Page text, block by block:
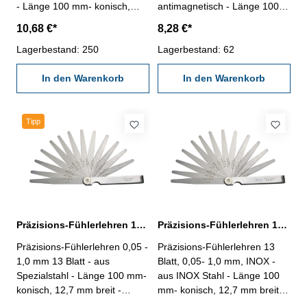
- Länge 100 mm- konisch,
Messing- Werksnorm, 12 µm
Anzahl/Satz: 13 Blatt
Messbereich mm: 0,05 - 1,0
10,68 €*
Lagerbestand: 250
In den Warenkorb
antimagnetisch - Länge 100
Scheide vernickelt-
Werksnorm, 12 µm
Anzahl/Satz: 13 Blatt
Messbereich mm: 0,05 - 1,0
8,28 €*
Lagerbestand: 62
In den Warenkorb
Tipp
Präzisions-Fühlerlehren 13 Blatt, 0,05 - 1,0 mm, Spezialstahl
Präzisions-Fühlerlehren 0,05 -
1,0 mm 13 Blatt - aus
Spezialstahl - Länge 100 mm-
konisch, 12,7 mm breit -
Präzisions-Fühlerlehren 13 Blatt, 0,05- 1,0 mm, INOX-Stahl
Präzisions-Fühlerlehren 13
Blatt, 0,05- 1,0 mm, INOX -
aus INOX Stahl - Länge 100
mm- konisch, 12,7 mm breit -